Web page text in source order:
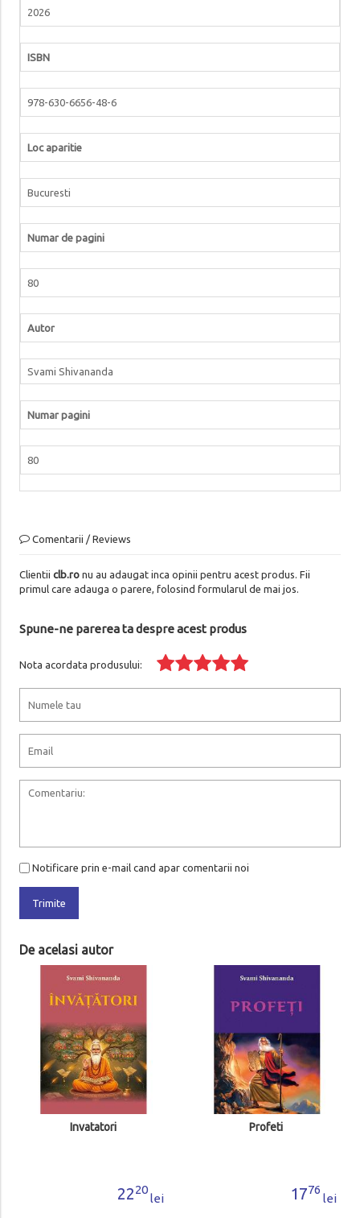
2026
ISBN
978-630-6656-48-6
Loc aparitie
Bucuresti
Numar de pagini
80
Autor
Svami Shivananda
Numar pagini
80
Comentarii / Reviews
Clientii clb.ronu au adaugat inca opinii pentru acest produs. Fii
primul care adauga o parere, folosind formularul de mai jos.
Spune-ne parerea ta despre acest produs
Nota acordata produsului:
Notificare prin e-mail cand apar comentarii noi
Trimite
De acelasi autor
Invatatori
2220
lei
Profeti
1776
lei